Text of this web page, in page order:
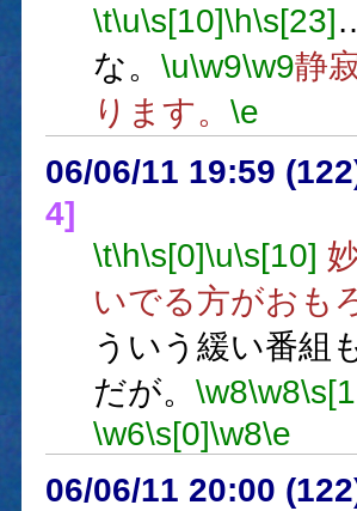
\t\u\s[10]\h\s[23]
な。 \u\w9\w9静
ります。 \e
06/06/11 19:59
4]
\t\h\s[0]\u\s[10]
いでる方がおも
ういう緩い番組
だが。 \w8\w8
\w6\s[0]\w8\e
06/06/11 20:00